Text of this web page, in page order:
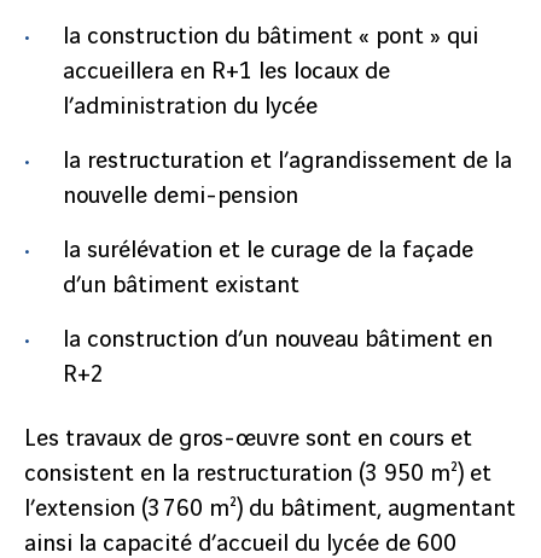
la construction du bâtiment « pont » qui
accueillera en R+1 les locaux de
l’administration du lycée
la restructuration et l’agrandissement de la
nouvelle demi-pension
la surélévation et le curage de la façade
d’un bâtiment existant
la construction d’un nouveau bâtiment en
R+2
Les travaux de gros-œuvre sont en cours et
consistent en la restructuration (3 950 m²) et
l’extension (3 760 m²) du bâtiment, augmentant
ainsi la capacité d’accueil du lycée de 600